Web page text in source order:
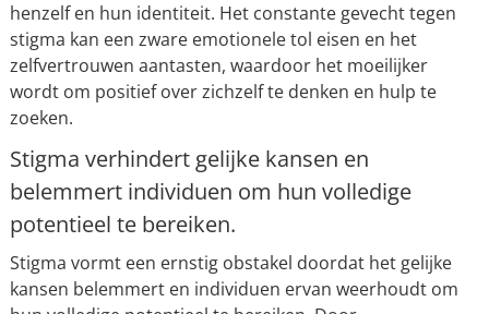
henzelf en hun identiteit. Het constante gevecht tegen
stigma kan een zware emotionele tol eisen en het
zelfvertrouwen aantasten, waardoor het moeilijker
wordt om positief over zichzelf te denken en hulp te
zoeken.
Stigma verhindert gelijke kansen en
belemmert individuen om hun volledige
potentieel te bereiken.
Stigma vormt een ernstig obstakel doordat het gelijke
kansen belemmert en individuen ervan weerhoudt om